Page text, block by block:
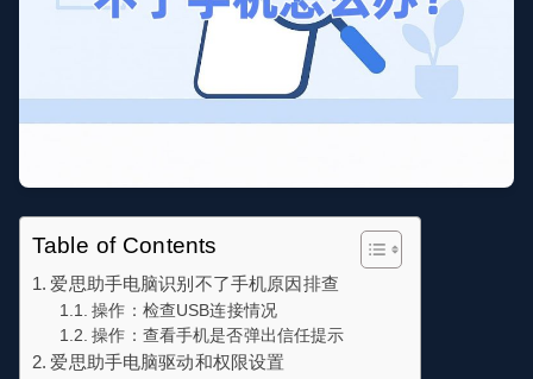
Table of Contents
爱思助手电脑识别不了手机原因排查
操作：检查USB连接情况
操作：查看手机是否弹出信任提示
爱思助手电脑驱动和权限设置